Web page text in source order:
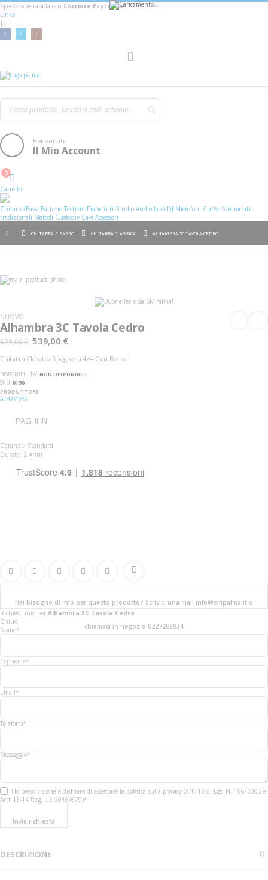
Spedizione rapida con Corriere Espresso!
Links
|
Benvenuto
Il Mio Account
Cart
0
Carrello
Chitarre/Bassi Batterie Tastiere Pianoforti Studio Audio Luci DJ Microfoni Cuffie Strumenti
tradizionali Metodi Custodie Cavi Accessori
CHITARRA E BASSO CHITARRA CLASSICA ALHAMBRA 3C TAVOLA CEDRO
Vai
alla
galleria
di
immagini
galleria
di
immagini
NUOVO
Alhambra 3C Tavola Cedro
629,00 € 539,00 €
Chitarra Classica Spagnola 4/4 Con Borsa
DISPONIBILITA':NON DISPONIBILE
SKU 0190
PRODUTTORE
ALHAMBRA
PAGHI IN
Garanzia Standard
Durata: 2 Anni
Hai bisogno di info per questo prodotto? Scrivici una mail info@smpalma.it o
chiamaci in negozio 0227208934
Richiedi info per Alhambra 3C Tavola Cedro
Chiudi
Nome*
Cognome*
Email*
Telefono*
Messaggio*
Ho preso visione e dichiaro di accettare la politica sulla privacy (Art. 13 d. Lgs. N. 196/2003 e
Artt 13-14 Reg. UE 2016/679)*
Invia richiesta
DESCRIZIONE